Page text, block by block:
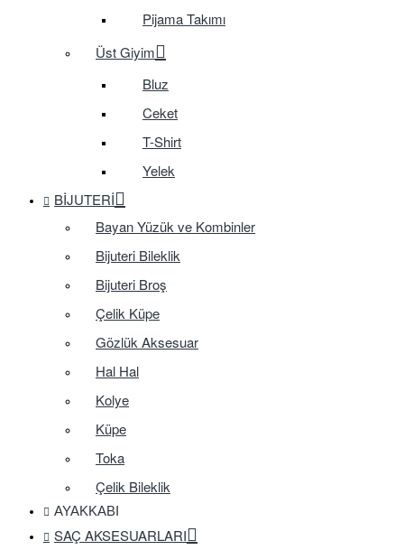
Pijama Takımı
Üst Giyim
Bluz
Ceket
T-Shirt
Yelek
BIJUTERI
Bayan Yüzük ve Kombinler
Bijuteri Bileklik
Bijuteri Broş
Çelik Küpe
Gözlük Aksesuar
Hal Hal
Kolye
Küpe
Toka
Çelik Bileklik
AYAKKABI
SAÇ AKSESUARLARI